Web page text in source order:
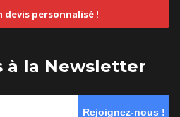
devis personnalisé !
à la Newsletter
Rejoignez-nous !